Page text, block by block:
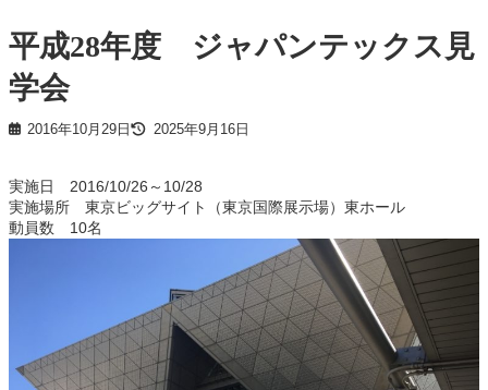
平成28年度 ジャパンテックス見
学会
2016年10月29日 2025年9月16日
実施日 2016/10/26～10/28
実施場所 東京ビッグサイト（東京国際展示場）東ホール
動員数 10名